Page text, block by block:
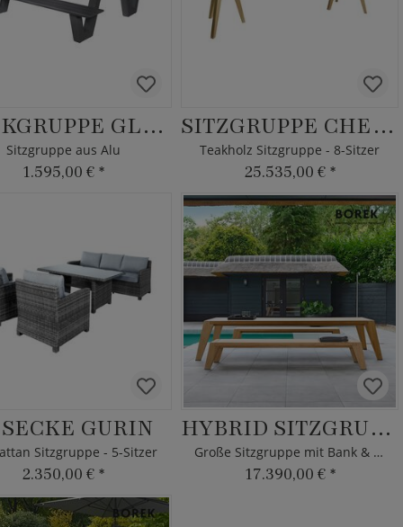
BANKGRUPPE GLOSO
Sitzgruppe aus Alu
1.595,00 € *
SITZGRUPPE CHEPRI
Teakholz Sitzgruppe - 8-Sitzer
25.535,00 € *
GURIN
Sitzgruppe - 5-Sitzer
2.350,00 € *
HYBRID SITZGRUPPE
Große Sitzgruppe mit Bank & Tisch
17.390,00 € *